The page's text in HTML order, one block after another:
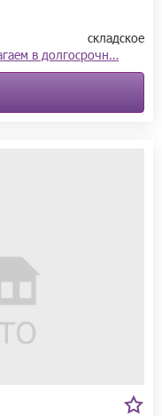
складское
в долгосрочн…